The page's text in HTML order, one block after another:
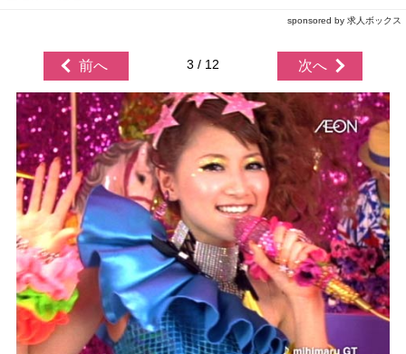
sponsored by 求人ボックス
前へ 3 / 12 次へ